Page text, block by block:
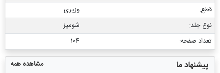
قطع:
وزیری
نوع جلد:
شومیز
تعداد صفحه:
104
پیشنهاد ما مشاهده همه